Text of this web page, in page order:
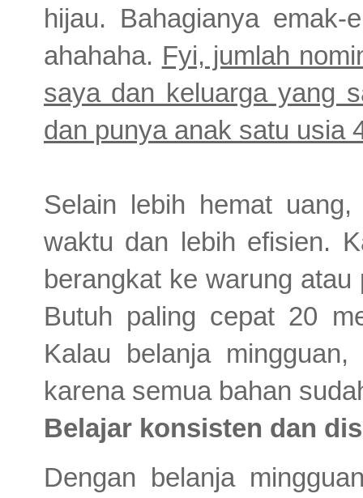
hijau. Bahagianya
ahahaha. Fyi, jumlah
saya dan keluarga yang
dan punya anak satu usia
Selain lebih hemat
waktu dan lebih efisien.
berangkat ke warung
Butuh paling cepat 20
Kalau belanja
karena semua bahan
Belajar konsisten dan
Dengan belanja